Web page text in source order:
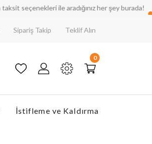
ile aradığınız her şey burada!
Sipariş Takip Teklif Alın
0
İstifleme ve Kaldırma